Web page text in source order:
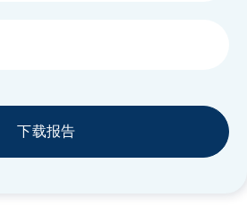
下载报告